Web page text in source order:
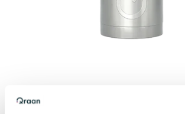
Quooker PRO3 reservoir